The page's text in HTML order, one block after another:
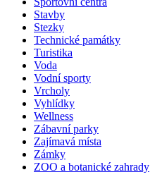
Stavby
Stezky
Technické památky
Turistika
Voda
Vodní sporty
Vrcholy
Vyhlídky
Wellness
Zábavní parky
Zajímavá místa
Zámky
ZOO a botanické zahrady